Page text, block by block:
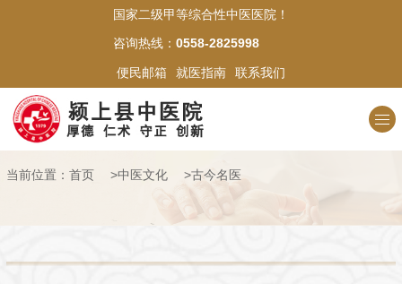
新闻中心
科室介绍
国家二级甲等综合性中医医院！
咨询热线： 0558-2825998
便民邮箱 就医指南 联系我们
当前位置： 首页 >中医文化 >古今名医